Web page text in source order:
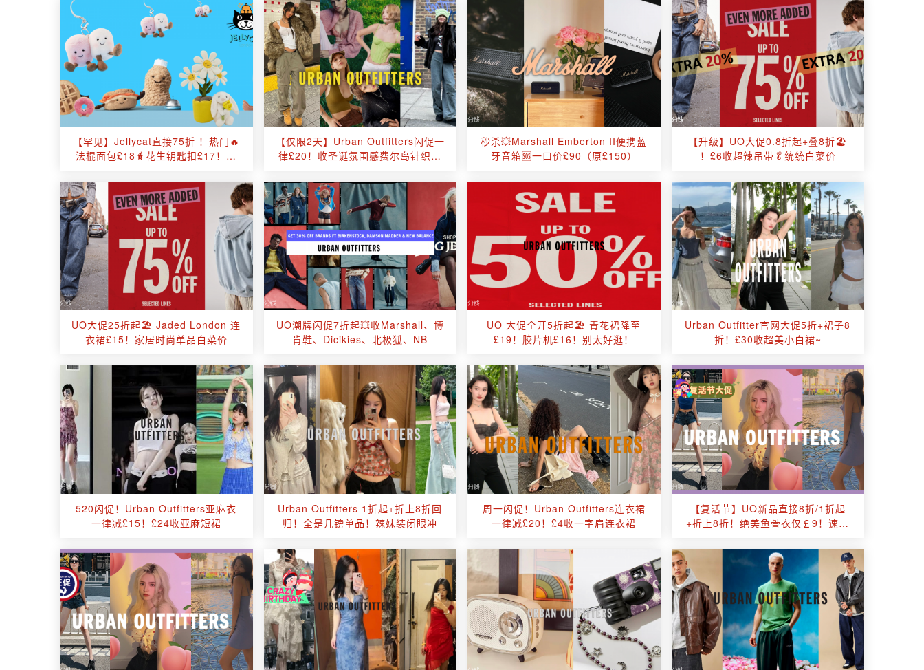
【罕见】Jellycat直接75折 ！热门🔥
法棍面包£18🧋花生钥匙扣£17！收
【仅限2天】Urban Outfitters闪促一
律£20！收圣诞氛围感费尔岛针织开
秒杀💥Marshall Emberton II便携蓝
牙音箱🆘一口价£90（原£150）
【升级】UO大促0.8折起+叠8折🏖️
！£6收超辣吊带🥬统统白菜价
UO大促25折起🏖️ Jaded London 连
衣裙£15！家居时尚单品白菜价
UO潮牌闪促7折起💥收Marshall、博
肯鞋、Dicikies、北极狐、NB
UO 大促全开5折起🏖️ 青花裙降至
£19！胶片机£16！别太好逛！
Urban Outfitter官网大促5折+裙子8
折！£30收超美小白裙~
520闪促！Urban Outfitters亚麻衣
一律减£15！£24收亚麻短裙
Urban Outfitters 1折起+折上8折回
归！全是几镑单品！辣妹装闭眼冲
周一闪促！Urban Outfitters连衣裙
一律减£20！£4收一字肩连衣裙
【复活节】UO新品直接8折/1折起
+折上8折！绝美鱼骨衣仅￡9！速抢